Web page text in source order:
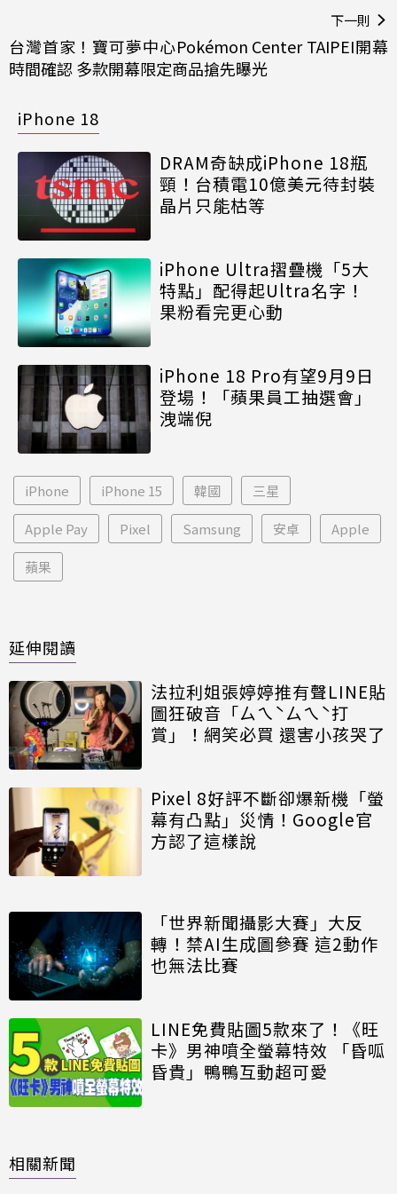
下一則
台灣首家！寶可夢中心Pokémon Center TAIPEI開幕
時間確認 多款開幕限定商品搶先曝光
iPhone 18
DRAM奇缺成iPhone 18瓶
頸！台積電10億美元待封裝
晶片只能枯等
iPhone Ultra摺疊機「5大
特點」配得起Ultra名字！
果粉看完更心動
iPhone 18 Pro有望9月9日
登場！「蘋果員工抽選會」
洩端倪
iPhone iPhone 15 韓國 三星
Apple Pay Pixel Samsung 安卓 Apple
蘋果
延伸閱讀
法拉利姐張婷婷推有聲LINE貼
圖狂破音「ㄙㄟˋㄙㄟˋ打
賞」！網笑必買 還害小孩哭了
Pixel 8好評不斷卻爆新機「螢
幕有凸點」災情！Google官
方認了這樣說
「世界新聞攝影大賽」大反
轉！禁AI生成圖參賽 這2動作
也無法比賽
LINE免費貼圖5款來了！《旺
卡》男神噴全螢幕特效 「昏呱
昏貴」鴨鴨互動超可愛
相關新聞